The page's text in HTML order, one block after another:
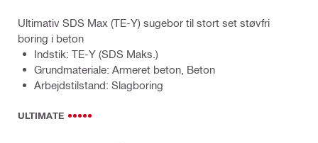
Ultimativ SDS Max (TE-Y) sugebor til stort set støvfri
boring i beton
Indstik: TE-Y (SDS Maks.)
Grundmateriale: Armeret beton, Beton
Arbejdstilstand: Slagboring
ULTIMATE